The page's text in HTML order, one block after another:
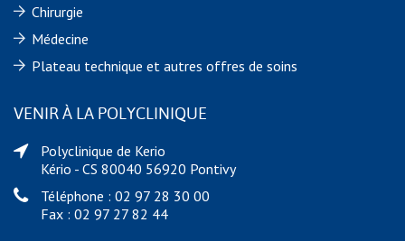
Chirurgie
Médecine
Plateau technique et autres offres de soins
VENIR À LA POLYCLINIQUE
Polyclinique de Kerio
Kério - CS 80040 56920 Pontivy
Téléphone : 02 97 28 30 00
Fax : 02 97 27 82 44